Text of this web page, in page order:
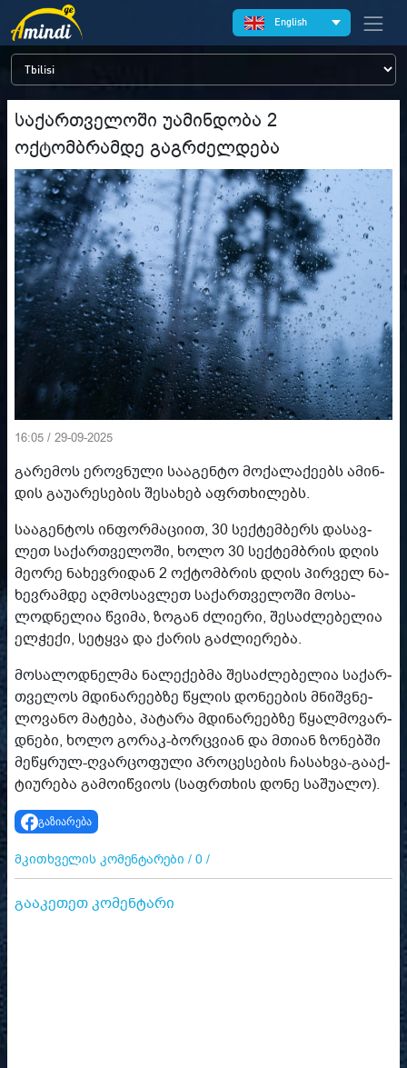
English
საქართველოში უამინდობა 2
ოქტომბრამდე გაგრძელდება
16:05 / 29-09-2025
გა­რე­მოს ეროვ­ნუ­ლი სა­ა­გენ­ტო მო­ქა­ლა­ქე­ებს ამინ­
დის გა­უ­ა­რე­სე­ბის შე­სა­ხებ აფრ­თხი­ლებს.
სა­ა­გენ­ტოს ინ­ფორ­მა­ცი­ით, 30 სექ­ტემ­ბერს და­სავ­
ლეთ სა­ქარ­თვე­ლო­ში, ხოლო 30 სექ­ტემ­ბრის დღის
მე­ო­რე ნა­ხევ­რი­დან 2 ოქ­ტომ­ბრის დღის პირ­ველ ნა­
ხევ­რამ­დე აღ­მო­სავ­ლეთ სა­ქარ­თვე­ლო­ში მო­სა­
ლოდ­ნე­ლია წვი­მა, ზო­გან ძლი­ე­რი, შე­საძ­ლე­ბე­ლია
ელ­ჭე­ქი, სე­ტყვა და ქა­რის გაძ­ლი­ე­რე­ბა.
მო­სა­ლოდ­ნელ­მა ნა­ლე­ქებ­მა შე­საძ­ლე­ბე­ლია სა­ქარ­
თვე­ლოს მდი­ნა­რე­ებ­ზე წყლის დო­ნე­ე­ბის მნიშ­ვნე­
ლო­ვა­ნო მა­ტე­ბა, პა­ტა­რა მდი­ნა­რე­ებ­ზე წყალ­მო­ვარ­
დნე­ბი, ხოლო გო­რაკ-ბორ­ცვი­ან და მთი­ან ზო­ნებ­ში
მე­წყრულ-ღვარ­ცო­ფუ­ლი პრო­ცე­სე­ბის ჩა­სახ­ვა-გა­აქ­
ტი­უ­რე­ბა გა­მო­იწ­ვი­ოს (საფრ­თხის დონე სა­შუ­ა­ლო).
გაზიარება
მკითხველის კომენტარები / 0 /
გააკეთეთ კომენტარი